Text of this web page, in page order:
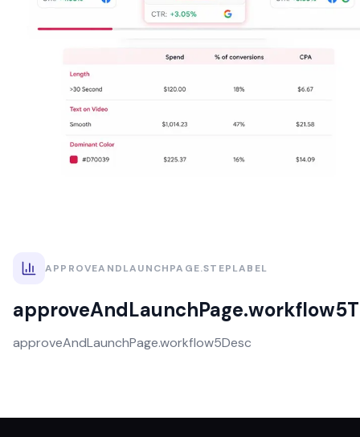
APPROVEANDLAUNCHPAGE.STEPLABEL
approveAndLaunchPage.workflow5Desc